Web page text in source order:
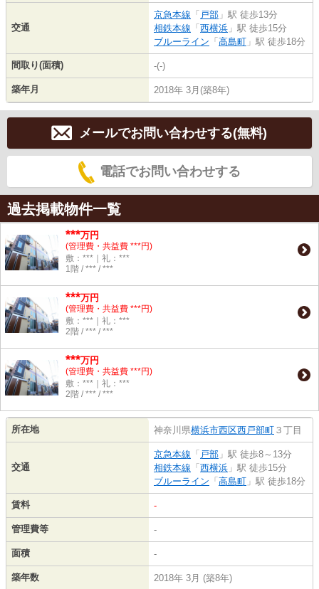
交通
京急本線 「 戸部 」駅 徒歩13分
相鉄本線 「 西横浜 」駅 徒歩15分
ブルーライン 「 高島町 」駅 徒歩18分
間取り(面積) -(-)
築年月 2018年 3月(築8年)
メールでお問い合わせする(無料)
電話でお問い合わせする
過去掲載物件一覧
***万円
(管理費・共益費 ***円)
敷：***｜礼：***
1階 / *** / ***
***万円
(管理費・共益費 ***円)
敷：***｜礼：***
2階 / *** / ***
***万円
(管理費・共益費 ***円)
敷：***｜礼：***
2階 / *** / ***
所在地 神奈川県横浜市西区西戸部町 ３丁目
交通
京急本線 「 戸部 」駅 徒歩8～13分
相鉄本線 「 西横浜 」駅 徒歩15分
ブルーライン 「 高島町 」駅 徒歩18分
賃料 -
管理費等 -
面積 -
築年数 2018年 3月 (築8年)